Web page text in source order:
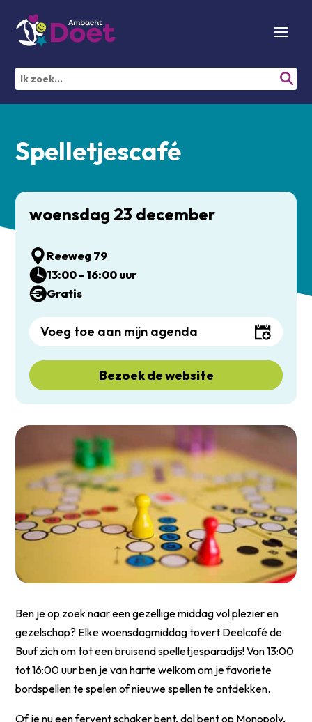
Spelletjescafé
Ben je op zoek naar een gezellige middag vol plezier en
gezelschap? Elke woensdagmiddag tovert Deelcafé de
Buuf zich om tot een bruisend spelletjesparadijs! Van 13:00
tot 16:00 uur ben je van harte welkom om je favoriete
bordspellen te spelen of nieuwe spellen te ontdekken.
Of je nu een fervent schaker bent, dol bent op Monopoly,
woensdag 23 december
Reeweg 79
13:00 - 16:00 uur
Gratis
Voeg toe aan mijn agenda
Bezoek de website